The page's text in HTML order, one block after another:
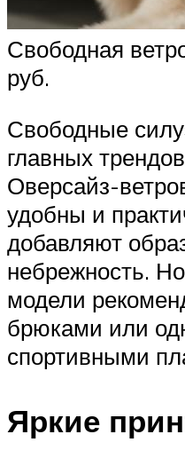
Свободная
руб.
Свободные
главных
Оверсайз-
удобны и
добавляют
небрежность.
модели
брюками или
спортивными
Яркие